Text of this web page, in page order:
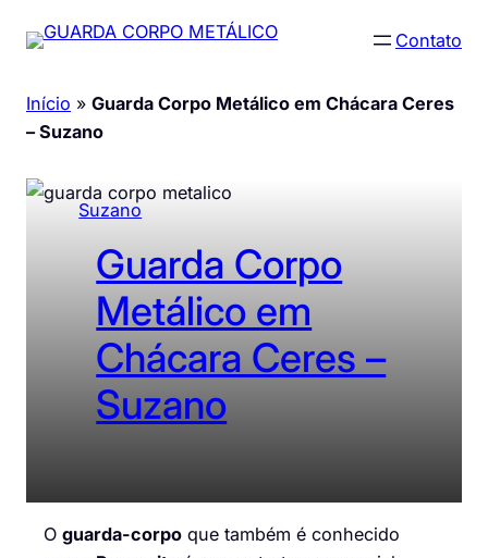
Pular
para
conteúdo
Contato
Início » Guarda Corpo Metálico em Chácara Ceres
– Suzano
Suzano
Guarda Corpo
Metálico em
Chácara Ceres –
Suzano
O guarda-corpo que também é conhecido